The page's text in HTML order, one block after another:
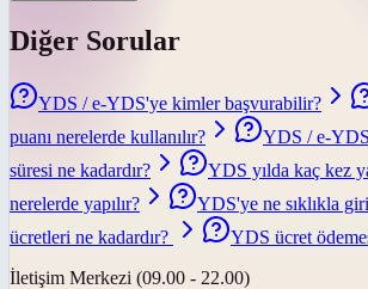
Diğer Sorular
YDS / e-YDS'ye kimler başvurabilir?
puanı nerelerde kullanılır?
YDS / e-
süresi ne kadardır?
YDS yılda kaç kez
nerelerde yapılır?
YDS'ye ne sıklıkla
ücretleri ne kadardır?
YDS ücret
İletişim Merkezi (09.00 - 22.00)